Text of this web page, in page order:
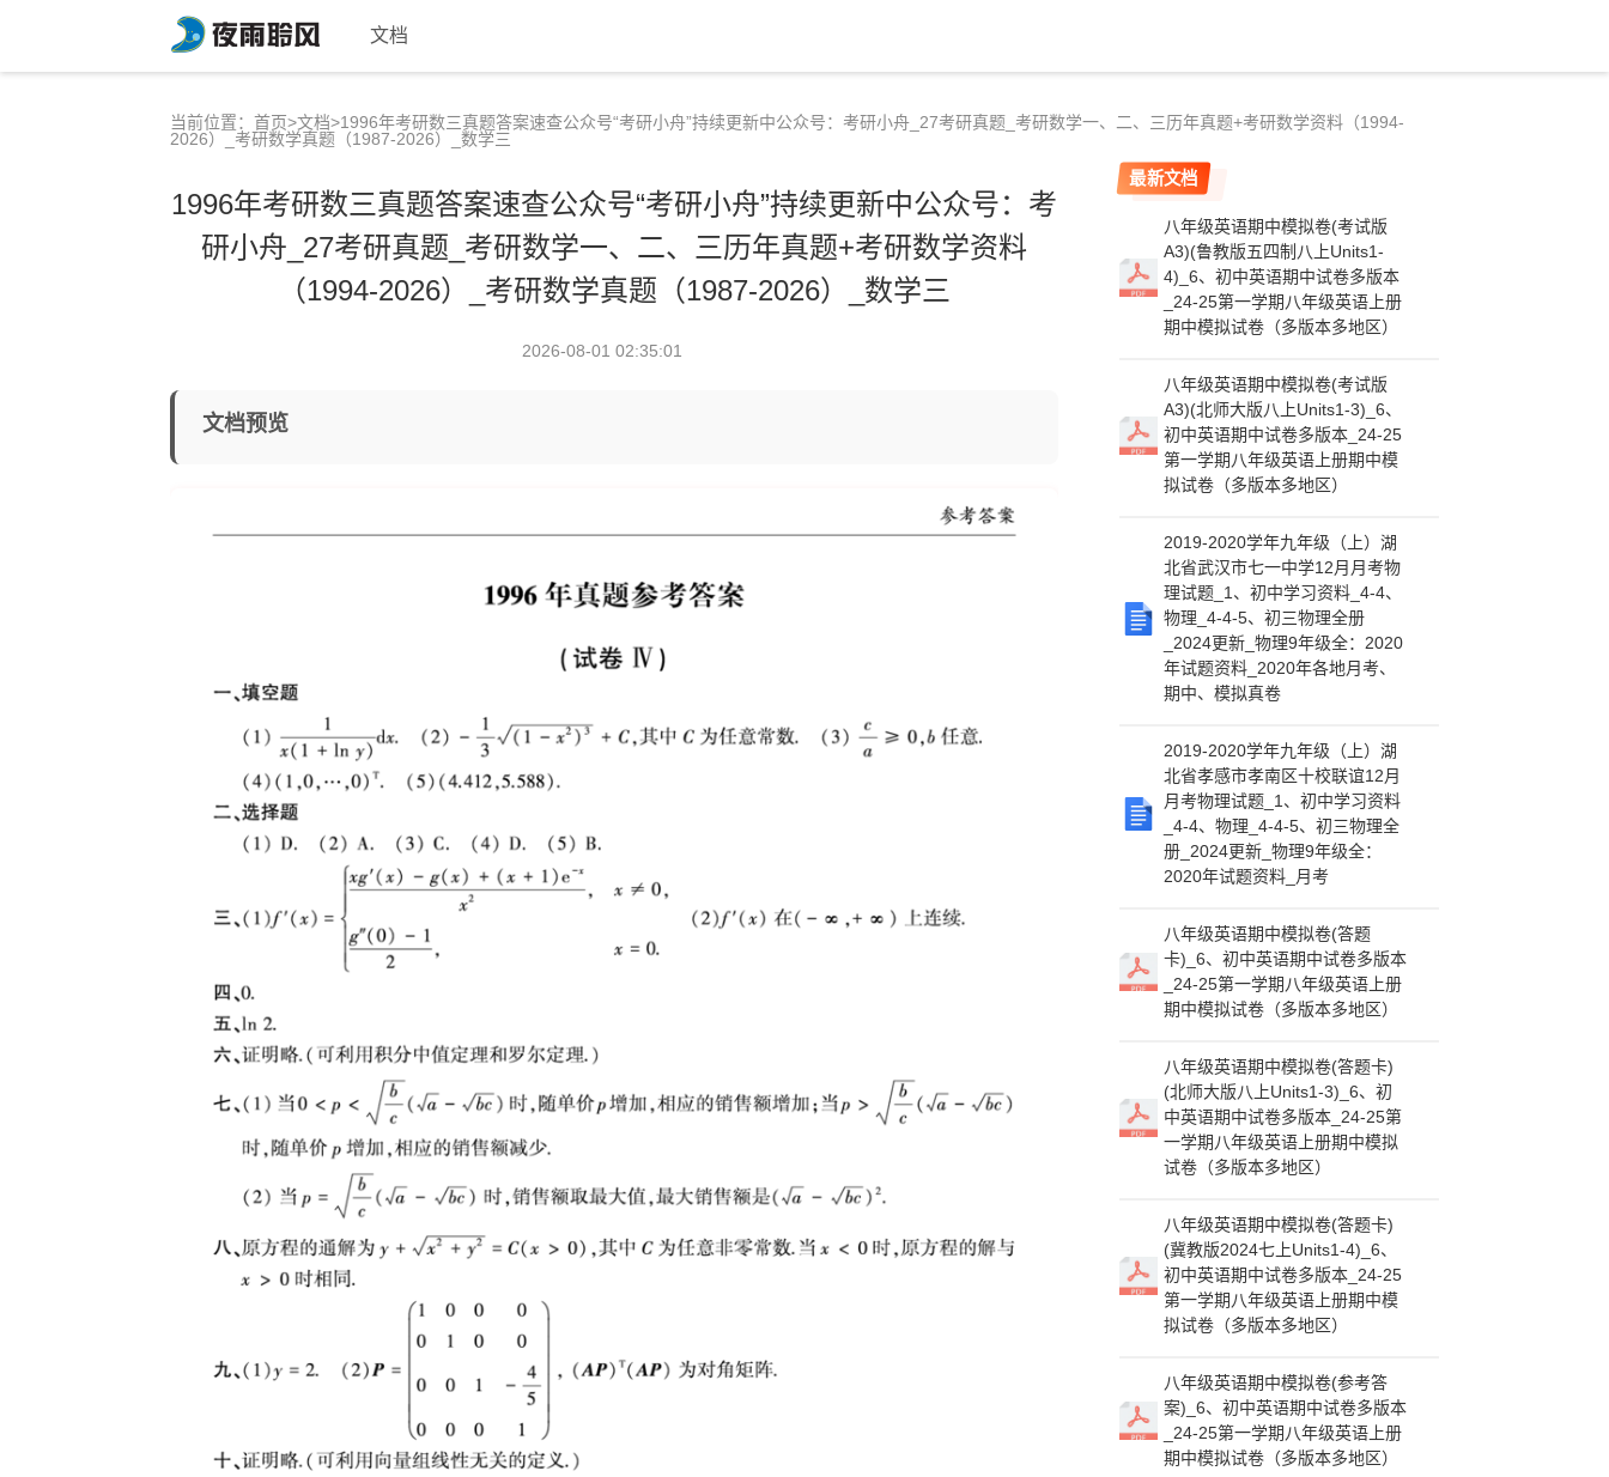
文档
当前位置： 首页>文档>1996年考研数三真题答案速查公众号“考研小舟”持续更新中公众号：考研小舟_27考研真题_考研数学一、二、三历年真题+考研数学资料（1994-
2026）_考研数学真题（1987-2026）_数学三
1996年考研数三真题答案速查公众号“考研小舟”持续更新中公众号：考
研小舟_27考研真题_考研数学一、二、三历年真题+考研数学资料
（1994-2026）_考研数学真题（1987-2026）_数学三
2026-08-01 02:35:01
文档预览
最新文档
八年级英语期中模拟卷(考试版
A3)(鲁教版五四制八上Units1-
4)_6、初中英语期中试卷多版本
_24-25第一学期八年级英语上册
期中模拟试卷（多版本多地区）
八年级英语期中模拟卷(考试版
A3)(北师大版八上Units1-3)_6、
初中英语期中试卷多版本_24-25
第一学期八年级英语上册期中模
拟试卷（多版本多地区）
2019-2020学年九年级（上）湖
北省武汉市七一中学12月月考物
理试题_1、初中学习资料_4-4、
物理_4-4-5、初三物理全册
_2024更新_物理9年级全：2020
年试题资料_2020年各地月考、
期中、模拟真卷
2019-2020学年九年级（上）湖
北省孝感市孝南区十校联谊12月
月考物理试题_1、初中学习资料
_4-4、物理_4-4-5、初三物理全
册_2024更新_物理9年级全：
2020年试题资料_月考
八年级英语期中模拟卷(答题
卡)_6、初中英语期中试卷多版本
_24-25第一学期八年级英语上册
期中模拟试卷（多版本多地区）
八年级英语期中模拟卷(答题卡)
(北师大版八上Units1-3)_6、初
中英语期中试卷多版本_24-25第
一学期八年级英语上册期中模拟
试卷（多版本多地区）
八年级英语期中模拟卷(答题卡)
(冀教版2024七上Units1-4)_6、
初中英语期中试卷多版本_24-25
第一学期八年级英语上册期中模
拟试卷（多版本多地区）
八年级英语期中模拟卷(参考答
案)_6、初中英语期中试卷多版本
_24-25第一学期八年级英语上册
期中模拟试卷（多版本多地区）